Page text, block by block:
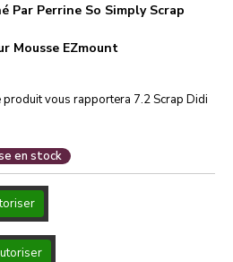
Par Perrine So Simply Scrap
Mousse EZmount
produit vous rapportera 7.2Scrap Didi
en stock